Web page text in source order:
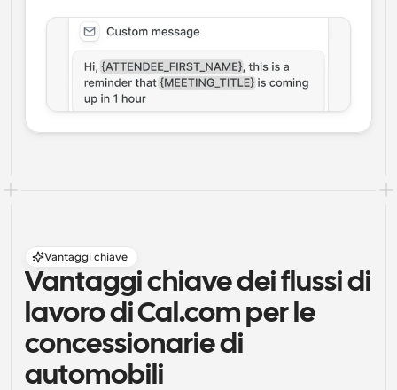
Vantaggi chiave
Vantaggi chiave dei flussi di
lavoro di Cal.com per le
concessionarie di
automobili